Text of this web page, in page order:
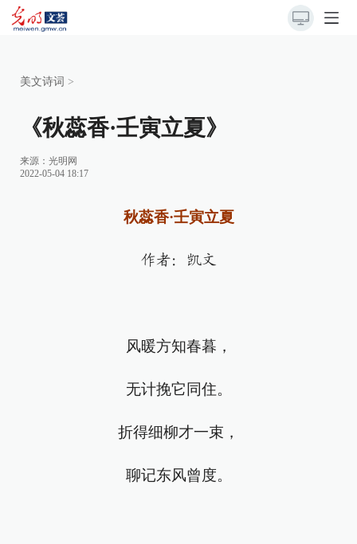
美文诗词 >
《秋蕊香·壬寅立夏》
来源：光明网
2022-05-04 18:17
秋蕊香·壬寅立夏
作者：凯文
风暖方知春暮，
无计挽它同住。
折得细柳才一束，
聊记东风曾度。